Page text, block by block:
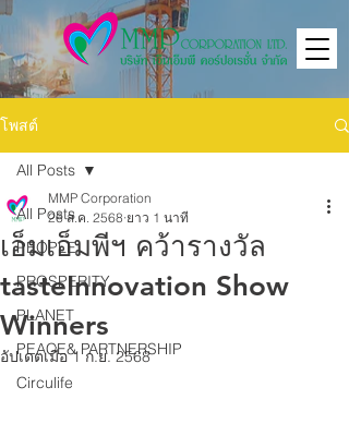
โพสต์
All Posts
PEOPLE
PROSPERITY
PLANET
PEACE& PARTNERSHIP
Circulife
All Posts
เอ็มเอ็มพีฯ คว้ารางวัล
tasteInnovation Show
Winners
MMP Corporation
26 ส.ค. 2568 ยาว 1 นาที
อัปเดตเมื่อ1 ก.ย. 2568